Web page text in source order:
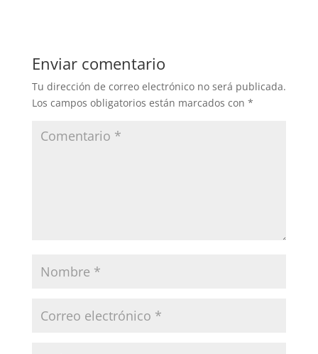
Enviar comentario
Tu dirección de correo electrónico no será publicada.
Los campos obligatorios están marcados con *